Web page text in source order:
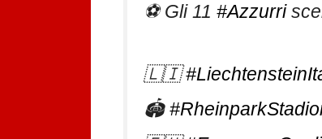
⚽️ Gli 11 #Azzurri
🇱🇮
🏟